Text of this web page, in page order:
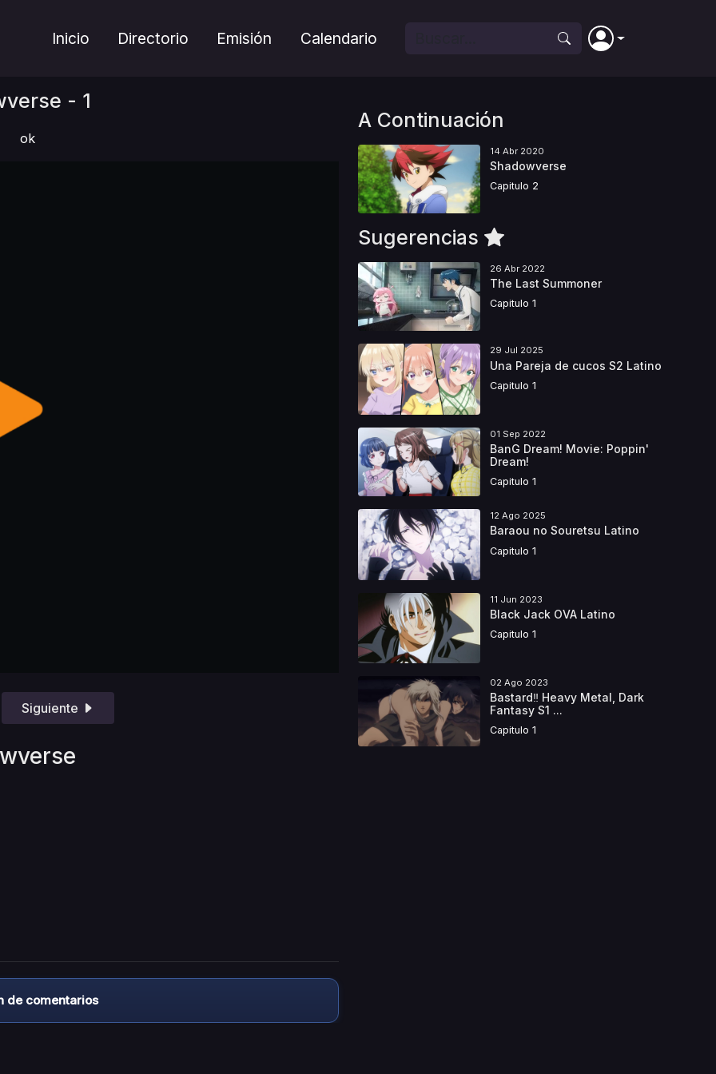
Inicio Directorio Emisión Calendario
- 1
ok
Siguiente
de comentarios
A Continuación
14 Abr 2020
Shadowverse
Capitulo 2
Sugerencias
26 Abr 2022
The Last Summoner
Capitulo 1
29 Jul 2025
Una Pareja de cucos S2 Latino
Capitulo 1
01 Sep 2022
BanG Dream! Movie: Poppin'
Dream!
Capitulo 1
12 Ago 2025
Baraou no Souretsu Latino
Capitulo 1
11 Jun 2023
Black Jack OVA Latino
Capitulo 1
02 Ago 2023
Bastard‼ Heavy Metal, Dark
Fantasy S1 ...
Capitulo 1